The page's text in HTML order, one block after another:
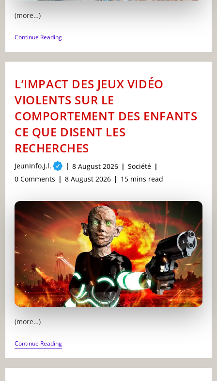
(more…)
Continue ReadingCE
QUE
VOS
ENFANTS
SUR
YOUTUBE,
TIKTOK
ET
INSTAGRAM
L’IMPACT DES JEUX VIDÉO
VIOLENTS SUR LE
COMPORTEMENT DES ENFANTS
CE QUE DISENT LES
RECHERCHES
Post
author:
JeunInfo.J.l.
Post
published:
8 August 2026
Post
category:
Société
Post
0 Comments
Post
modified:
8 August 2026
Reading
15 mins read
(more…)
Continue ReadingL’IMPACT
DES
JEUX
VIDÉO